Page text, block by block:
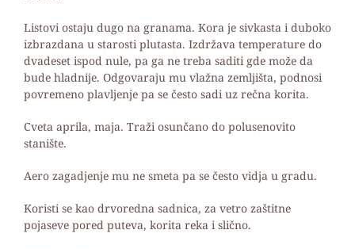
Listovi ostaju dugo na granama. Kora je sivkasta i duboko
izbrazdana u starosti plutasta. Izdržava temperature do
dvadeset ispod nule, pa ga ne treba saditi gde može da
bude hladnije. Odgovaraju mu vlažna zemljišta, podnosi
povremeno plavljenje pa se često sadi uz rečna korita.
Cveta aprila, maja. Traži osunčano do polusenovito
stanište.
Aero zagadjenje mu ne smeta pa se često vidja u gradu.
Koristi se kao drvoredna sadnica, za vetro zaštitne
pojaseve pored puteva, korita reka i slično.